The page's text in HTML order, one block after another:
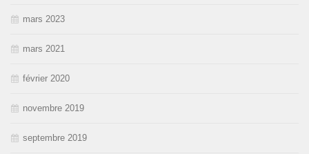
mars 2023
mars 2021
février 2020
novembre 2019
septembre 2019